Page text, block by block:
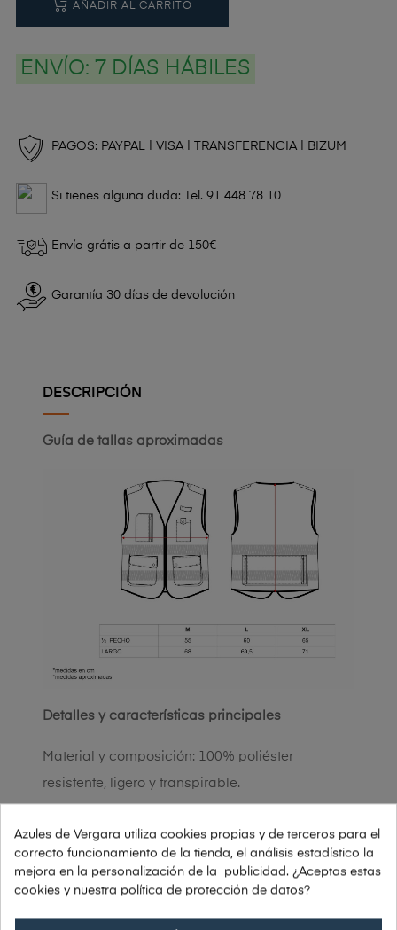
AÑADIR AL CARRITO
ENVÍO: 7 DÍAS HÁBILES
PAGOS: PAYPAL | VISA | TRANSFERENCIA | BIZUM
Si tienes alguna duda: Tel. 91 448 78 10
Envío grátis a partir de 150€
Garantía 30 días de devolución
DESCRIPCIÓN
Guía de tallas aproximadas
Detalles y características principales
Material y composición: 100% poliéster
resistente, ligero y transpirable.
frontal fácil de usar.
Reflectantes: cintas segmentadas
termoadhesivas en pecho y espalda, pensadas
Azules de Vergara utiliza cookies propias y de terceros para el
correcto funcionamiento de la tienda, el análisis estadístico la
mejora en la personalización de la publicidad. ¿Aceptas estas
cookies y nuestra política de protección de datos?